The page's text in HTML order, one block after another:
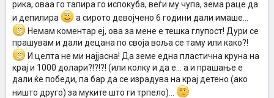
рика, оваа го тапира го испокуба, веѓи му чупа, зема раце да
и депилира
а сирото девојчено 6 години дали имаше...
Немам коментар еј, ова за мене е тешка глупост! Дури се
прашувам и дали децана по своја воља се таму или како?!
И целта не ми најјасна! Да земе една пластична круна на
крај и 1000 долари?!?!?! (или колку и да е... а и прашање е
дали ќе победи, па бар да се израдува на крај детено (ако
ништо друго) за муките што ги трпело)...